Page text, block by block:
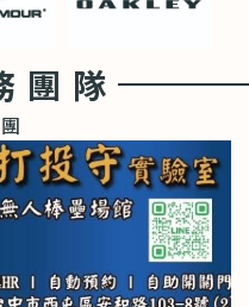
團隊